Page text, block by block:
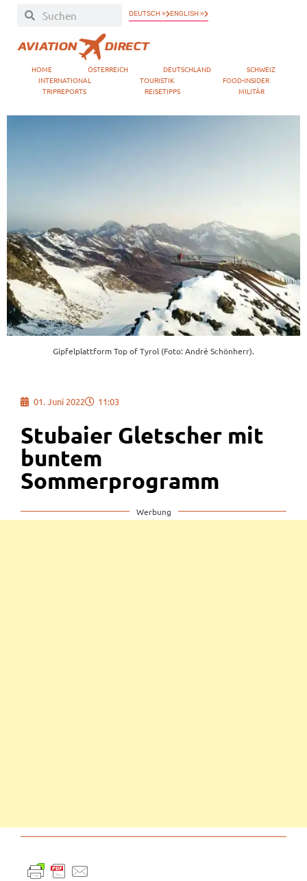
DEUTSCH » ENGLISH »
HOME ÖSTERREICH DEUTSCHLAND
SCHWEIZ
INTERNATIONAL
TOURISTIK
FOOD-INSIDER
TRIPREPORTS
REISETIPPS MILITÄR
Gipfelplattform Top of Tyrol (Foto: André Schönherr).
01. Juni 2022 11:03
Stubaier Gletscher mit
buntem
Sommerprogramm
Werbung